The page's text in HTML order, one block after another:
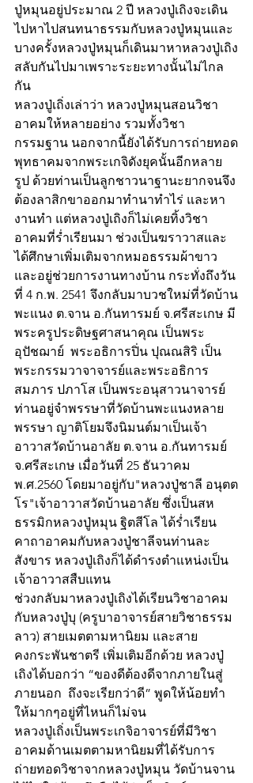
ปู่หมุนอยู่ประมาณ 2 ปี หลวงปู่เถิงจะเดิน
ไปหาไปสนทนาธรรมกับหลวงปู่หมุนและ
บางครั้งหลวงปู่หมุนก็เดินมาหาหลวงปู่เถิง
สลับกันไปมาเพราะระยะทางนั้นไม่ไกล
กัน
หลวงปู่เถิ่งเล่าว่า หลวงปู่หมุนสอนวิชา
อาคมให้หลายอย่าง รวมทั้งวิชา
กรรมฐาน นอกจากนี้ยังได้รับการถ่ายทอด
พุทธาคมจากพระเกจิดังยุคนั้นอีกหลาย
รูป ด้วยท่านเป็นลูกชาวนาฐานะยากจนจึง
ต้องลาสิกขาออกมาทำนาทำไร่ และหา
งานทำ แต่หลวงปู่เถิงก็ไม่เคยทิ้งวิชา
อาคมที่ร่ำเรียนมา ช่วงเป็นฆราวาสและ
ได้ศึกษาเพิ่มเติมจากหมอธรรมผ้าขาว
และอยู่ช่วยการงานทางบ้าน กระทั่งถึงวัน
ที่ 4 ก.พ. 2541 จึงกลับมาบวชใหม่ที่วัดบ้าน
พะแนง ต.จาน อ.กันทารมย์ จ.ศรีสะเกษ มี
พระครูประดิษฐศาสนาคุณ เป็นพระ
อุปัชฌาย์  พระอธิการปิ่น ปุณณสิริ เป็น
พระกรรมวาจาจารย์และพระอธิการ
สมภาร ปภาโส เป็นพระอนุสาวนาจารย์
ท่านอยู่จำพรรษาที่วัดบ้านพะแนงหลาย
พรรษา ญาติโยมจึงนิมนต์มาเป็นเจ้า
อาวาสวัดบ้านอาลัย ต.จาน อ.กันทารมย์
จ.ศรีสะเกษ เมื่อวันที่ 25 ธันวาคม
พ.ศ.2560 โดยมาอยู่กับ"หลวงปู่ชาลี อนุตต
โร"เจ้าอาวาสวัดบ้านอาลัย ซึ่งเป็นสห
ธรรมิกหลวงปู่หมุน ฐิตสีโล ได้ร่ำเรียน
คาถาอาคมกับหลวงปู่ชาลีจนท่านละ
สังขาร หลวงปู่เถิงก็ได้ดำรงตำแหน่งเป็น
เจ้าอาวาสสืบแทน
ช่วงกลับมาหลวงปู่เถิงได้เรียนวิชาอาคม
กับหลวงปู่บุ (ครูบาอาจารย์สายวิชาธรรม
ลาว) สายเมตตามหานิยม และสาย
คงกระพันชาตรี เพิ่มเติมอีกด้วย หลวงปู่
เถิงได้บอกว่า “ของดีต้องดีจากภายในสู่
ภายนอก  ถึงจะเรียกว่าดี” พูดให้น้อยทำ
ให้มากๆอยู่ที่ไหนก็ไม่จน
หลวงปู่เถิ่งเป็นพระเกจิอาจารย์ที่มีวิชา
อาคมด้านเมตตามหานิยมที่ได้รับการ
ถ่ายทอดวิชาจากหลวงปู่หมุน วัดบ้านจาน